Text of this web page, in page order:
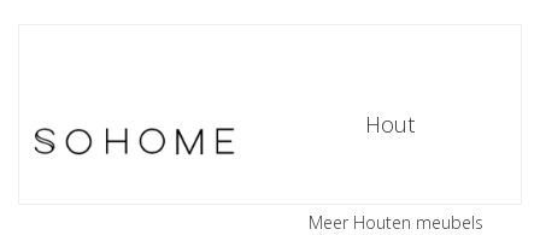
Hout
Meer Houten meubels